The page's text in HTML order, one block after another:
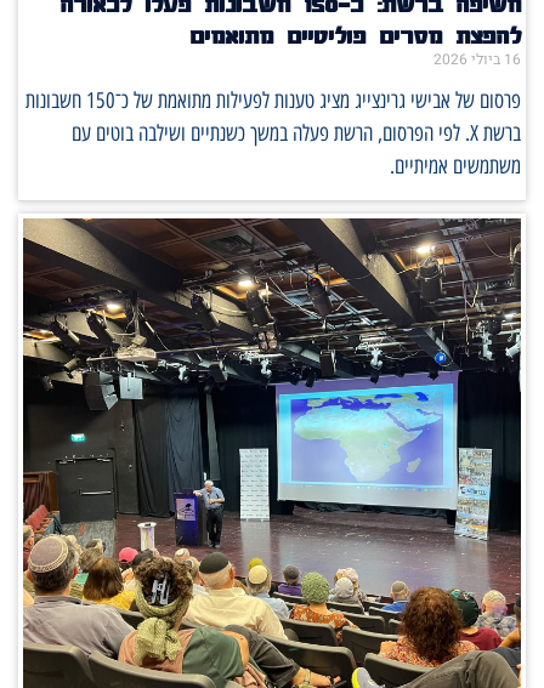
להפצת מסרים פוליטיים מתואמים
16 ביולי 2026
פרסום של אבישי גרינצייג מציג טענות לפעילות מתואמת של כ־150 חשבונות
ברשת X. לפי הפרסום, הרשת פעלה במשך כשנתיים ושילבה בוטים עם
משתמשים אמיתיים.